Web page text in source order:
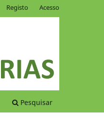
Pesquisar
Registo Acesso